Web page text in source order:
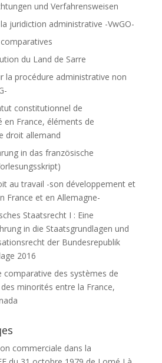
und Verfahrensweisen
la juridiction administrative -VwGO-
comparatives
du Land de Sarre
la procédure administrative non
constitutionnel de
en France, éléments de
droit allemand
in das französische
au travail -son développement et
France et en Allemagne-
Staatsrecht I : Eine
in die Staatsgrundlagen und
der Bundesrepublik
2016
comparative des systèmes de
minorités entre la France,
commerciale dans la